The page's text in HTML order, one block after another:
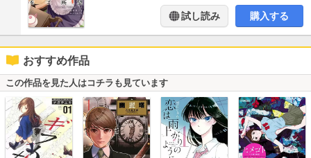
試し読み 購入する
おすすめ作品
この作品を見た人はコチラも見ています